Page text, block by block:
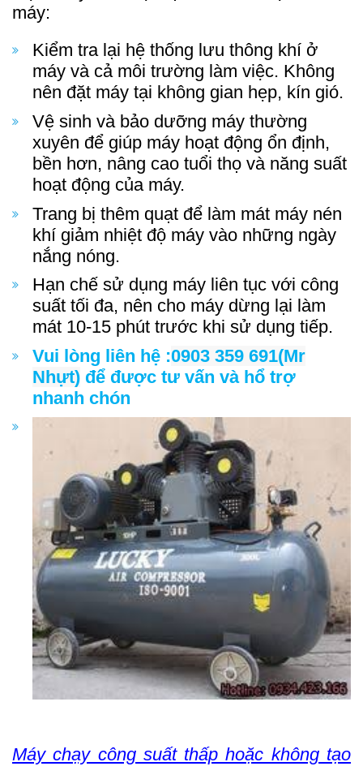
máy:
Kiểm tra lại hệ thống lưu thông khí ở
máy và cả môi trường làm việc. Không
nên đặt máy tại không gian hẹp, kín gió.
Vệ sinh và bảo dưỡng máy thường
xuyên để giúp máy hoạt động ổn định,
bền hơn, nâng cao tuổi thọ và năng suất
hoạt động của máy.
Trang bị thêm quạt để làm mát máy nén
khí giảm nhiệt độ máy vào những ngày
nắng nóng.
Hạn chế sử dụng máy liên tục với công
suất tối đa, nên cho máy dừng lại làm
mát 10-15 phút trước khi sử dụng tiếp.
Vui lòng liên hệ :0903 359 691(Mr
Nhựt) để được tư vấn và hổ trợ
nhanh chón
Máy chạy công suất thấp hoặc không tạo